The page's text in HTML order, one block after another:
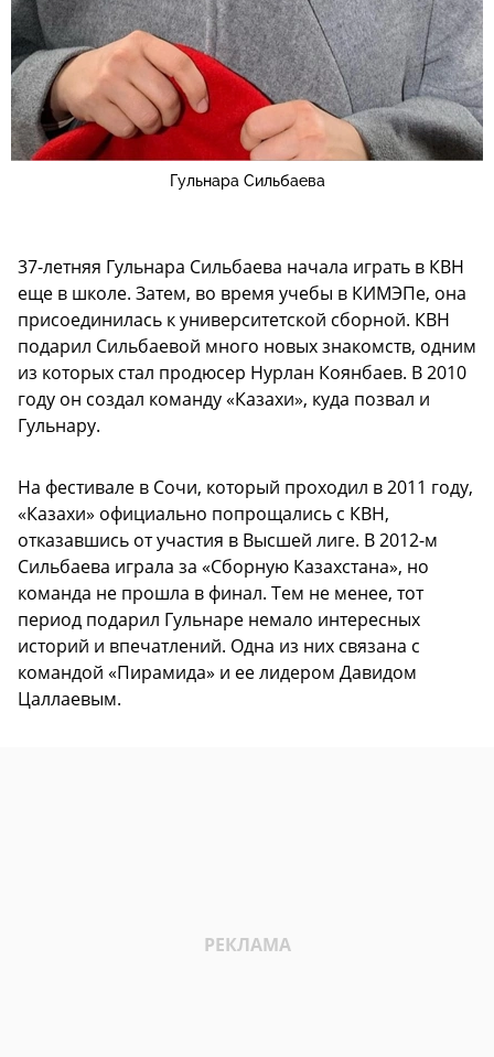
Гульнара Сильбаева
37-летняя Гульнара Сильбаева начала играть в КВН
еще в школе. Затем, во время учебы в КИМЭПе, она
присоединилась к университетской сборной. КВН
подарил Сильбаевой много новых знакомств, одним
из которых стал продюсер Нурлан Коянбаев. В 2010
году он создал команду «Казахи», куда позвал и
Гульнару.
На фестивале в Сочи, который проходил в 2011 году,
«Казахи» официально попрощались с КВН,
отказавшись от участия в Высшей лиге. В 2012-м
Сильбаева играла за «Сборную Казахстана», но
команда не прошла в финал. Тем не менее, тот
период подарил Гульнаре немало интересных
историй и впечатлений. Одна из них связана с
командой «Пирамида» и ее лидером Давидом
Цаллаевым.